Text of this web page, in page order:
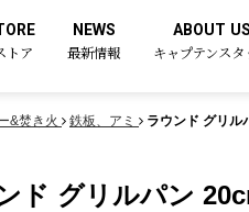
トア
NEWS
最新情報
ABOUT US
キャプテンスタ
&焚き火 鉄板、アミ ラウンド グリル
ド グリルパン